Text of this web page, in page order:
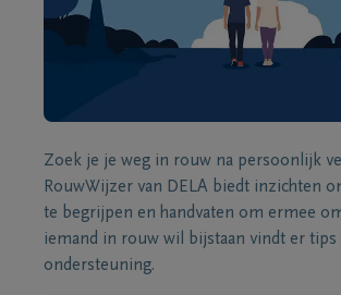
Zoek je je weg in rouw na persoonlijk
RouwWijzer van DELA biedt inzichten
te begrijpen en handvaten om ermee
iemand in rouw wil bijstaan vindt er tips
ondersteuning.